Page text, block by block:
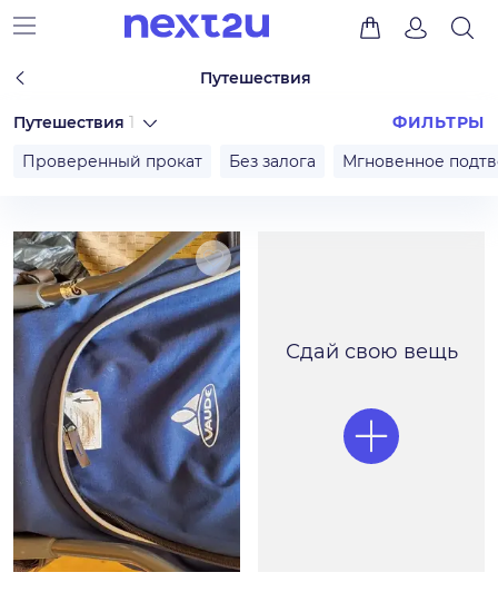
Путешествия
Путешествия 1
ФИЛЬТРЫ
Проверенный прокат
Без залога Мгновенное
Сдай свою вещь